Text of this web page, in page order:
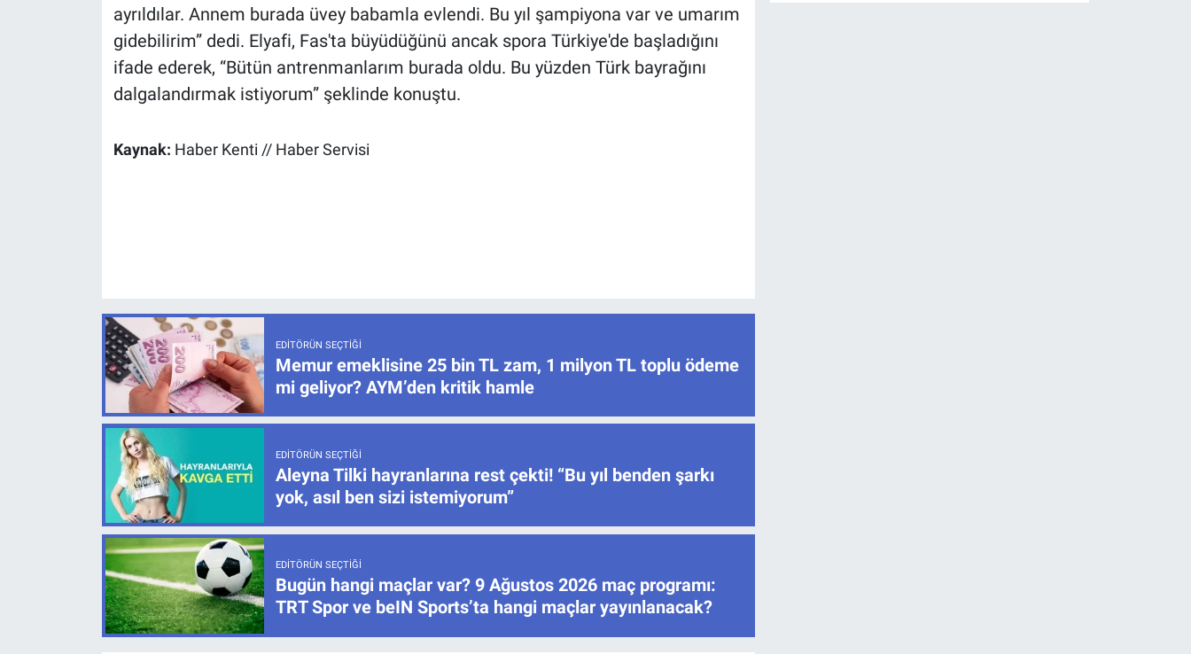
ayrıldılar. Annem burada üvey babamla evlendi. Bu yıl şampiyona var ve umarım
gidebilirim” dedi. Elyafi, Fas'ta büyüdüğünü ancak spora Türkiye'de başladığını
ifade ederek, “Bütün antrenmanlarım burada oldu. Bu yüzden Türk bayrağını
dalgalandırmak istiyorum” şeklinde konuştu.
Kaynak: Haber Kenti // Haber Servisi
EDITÖRÜN SEÇTIĞI
Memur emeklisine 25 bin TL zam, 1 milyon TL toplu ödeme
mi geliyor? AYM’den kritik hamle
EDITÖRÜN SEÇTIĞI
Aleyna Tilki hayranlarına rest çekti! “Bu yıl benden şarkı
yok, asıl ben sizi istemiyorum”
EDITÖRÜN SEÇTIĞI
Bugün hangi maçlar var? 9 Ağustos 2026 maç programı:
TRT Spor ve beIN Sports’ta hangi maçlar yayınlanacak?